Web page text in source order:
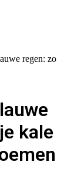
regen: zo
kale